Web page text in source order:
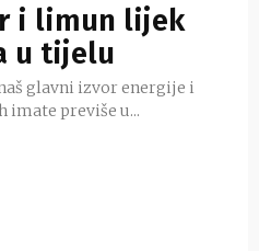
i limun lijek
u tijelu
glavni izvor energije i
imate previše u...